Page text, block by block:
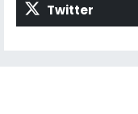
Twitter